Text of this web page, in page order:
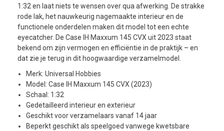
1:32 en laat niets te wensen over qua afwerking. De strakke
rode lak, het nauwkeurig nagemaakte interieur en de
functionele onderdelen maken dit model tot een echte
eyecatcher. De Case IH Maxxum 145 CVX uit 2023 staat
bekend om zijn vermogen en efficiëntie in de praktijk – en
dat zie je terug in dit hoogwaardige verzamelmodel.
Merk: Universal Hobbies
Model: Case IH Maxxum 145 CVX (2023)
Schaal: 1:32
Gedetailleerd interieur en exterieur
Geschikt voor verzamelaars vanaf 14 jaar
Beperkt geschikt als speelgoed vanwege kwetsbare